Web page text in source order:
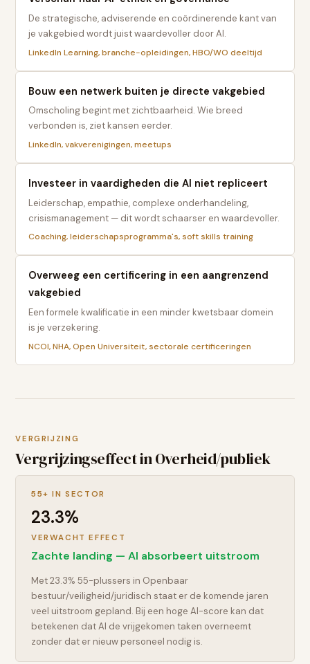
De strategische, adviserende en coördinerende kant van
je vakgebied wordt juist waardevoller door AI.
LinkedIn Learning, branche-opleidingen, HBO/WO deeltijd
Bouw een netwerk buiten je directe vakgebied
Omscholing begint met zichtbaarheid. Wie breed
verbonden is, ziet kansen eerder.
LinkedIn, vakverenigingen, meetups
Investeer in vaardigheden die AI niet repliceert
Leiderschap, empathie, complexe onderhandeling,
crisismanagement — dit wordt schaarser en waardevoller.
Coaching, leiderschapsprogramma's, soft skills training
Overweeg een certificering in een aangrenzend
vakgebied
Een formele kwalificatie in een minder kwetsbaar domein
is je verzekering.
NCOI, NHA, Open Universiteit, sectorale certificeringen
VERGRIJZING
Vergrijzingseffect inOverheid/publiek
55+ IN SECTOR
23.3%
VERWACHT EFFECT
Zachte landing — AI absorbeert uitstroom
Met 23.3% 55-plussers in Openbaar
bestuur/veiligheid/juridisch staat er de komende jaren
veel uitstroom gepland. Bij een hoge AI-score kan dat
betekenen dat AI de vrijgekomen taken overneemt
zonder dat er nieuw personeel nodig is.